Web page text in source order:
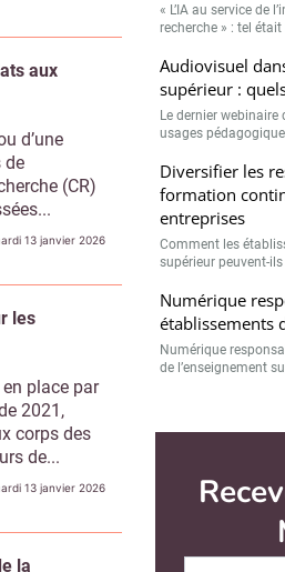
aux
d’une
de
(CR)
13 janvier 2026
les
place par
2021,
corps des
de...
13 janvier 2026
la
« L’IA au service de
recherche » : tel
Audiovisuel
supérieur :
Le dernier
usages
Diversifier les
formation
entreprises
Comment les
supérieur peuvent-
Numérique
établissements
Numérique
de l’enseignement
Virtual desktop
nouveau